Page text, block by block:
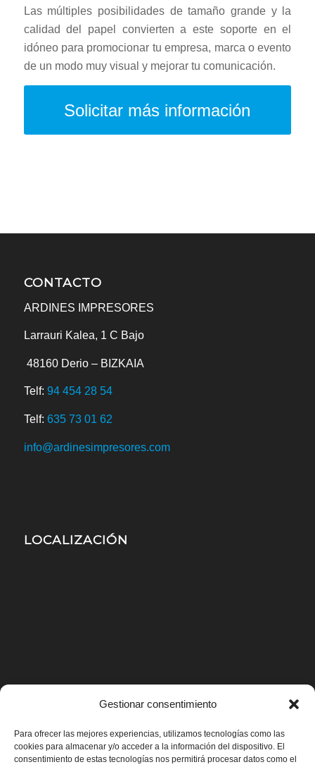
Gestionar consentimiento
Para ofrecer las mejores experiencias, utilizamos tecnologías como las
cookies para almacenar y/o acceder a la información del dispositivo. El
consentimiento de estas tecnologías nos permitirá procesar datos como el
Las múltiples posibilidades de tamaño grande y la
calidad del papel convierten a este soporte en el
idóneo para promocionar tu empresa, marca o evento
de un modo muy visual y mejorar tu comunicación.
Solicitar más información
CONTACTO
ARDINES IMPRESORES
Larrauri Kalea, 1 C Bajo
48160 Derio – BIZKAIA
Telf: 94 454 28 54
Telf: 635 73 01 62
info@ardinesimpresores.com
LOCALIZACIÓN